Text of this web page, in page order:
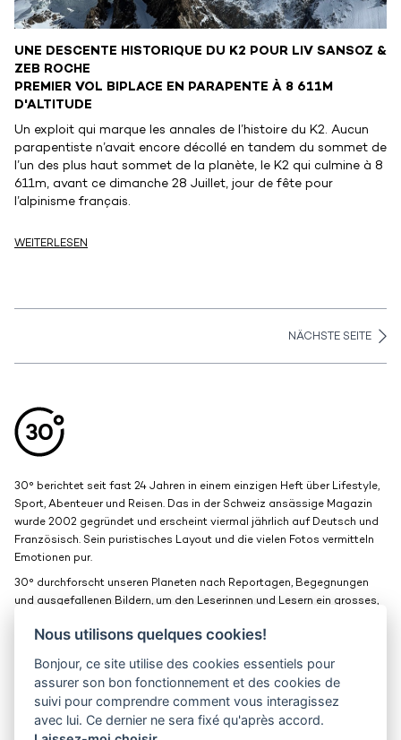
UNE DESCENTE HISTORIQUE DU K2 POUR LIV SANSOZ &
ZEB ROCHE
PREMIER VOL BIPLACE EN PARAPENTE À 8 611M
D'ALTITUDE
Un exploit qui marque les annales de l’histoire du K2. Aucun
parapentiste n’avait encore décollé en tandem du sommet de
l’un des plus haut sommet de la planète, le K2 qui culmine à 8
611m, avant ce dimanche 28 Juillet, jour de fête pour
l’alpinisme français.
WEITERLESEN
NÄCHSTE SEITE
30° berichtet seit fast 24 Jahren in einem einzigen Heft über Lifestyle,
Sport, Abenteuer und Reisen. Das in der Schweiz ansässige Magazin
wurde 2002 gegründet und erscheint viermal jährlich auf Deutsch und
Französisch. Sein puristisches Layout und die vielen Fotos vermitteln
Emotionen pur.
30° durchforscht unseren Planeten nach Reportagen, Begegnungen
und ausgefallenen Bildern, um den Leserinnen und Lesern ein grosses,
Kontakt
Jobs Vertraulichkeit
Nous utilisons quelques cookies!
Bonjour, ce site utilise des cookies essentiels pour
assurer son bon fonctionnement et des cookies de
suivi pour comprendre comment vous interagissez
avec lui. Ce dernier ne sera fixé qu'après accord.